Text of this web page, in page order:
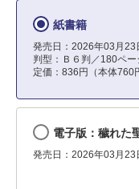
紙書籍
発売日：2026年03月23
判型：Ｂ６判／180ペー
定価：836円（本体760
電子版：穢れ
発売日：2026年03月23